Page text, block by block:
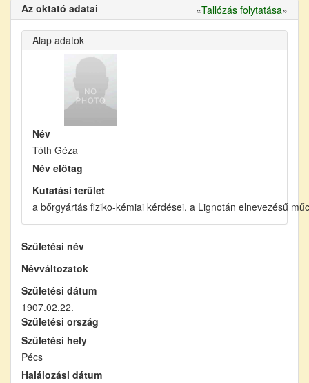
Az oktató adatai «Tallózás folytatása»
Alap adatok
Név
Tóth Géza
Név előtag
Kutatási terület
a bőrgyártás fiziko-kémiai kérdései, a Lignotán elnevezésű
Születési név
Névváltozatok
Születési dátum
1907.02.22.
Születési ország
Születési hely
Pécs
Halálozási dátum